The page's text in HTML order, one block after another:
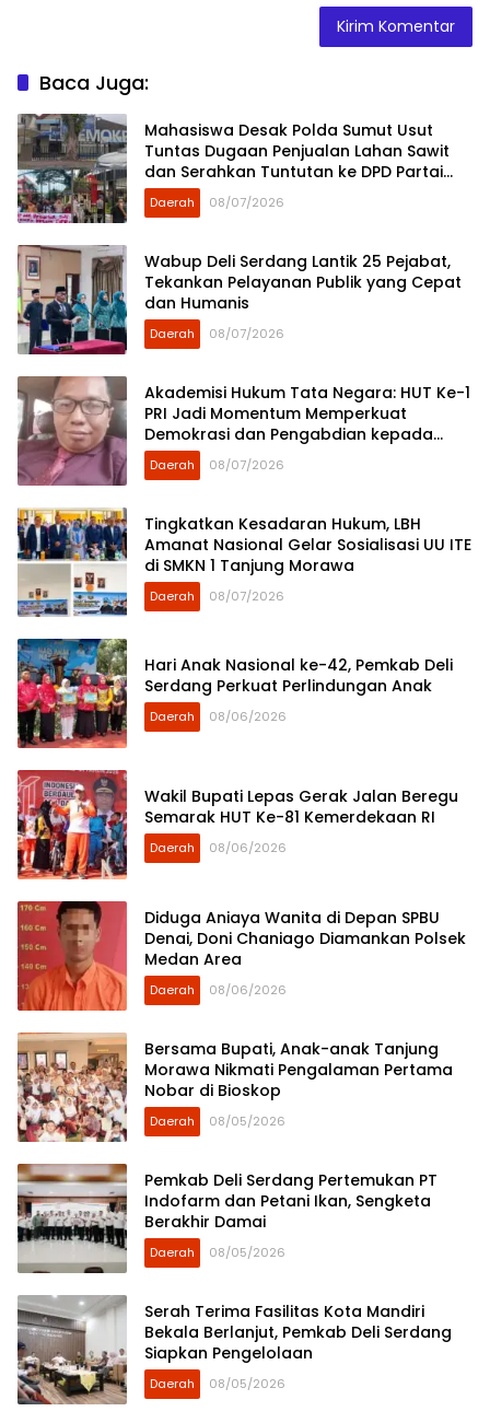
Baca Juga:
Mahasiswa Desak Polda Sumut Usut
Tuntas Dugaan Penjualan Lahan Sawit
dan Serahkan Tuntutan ke DPD Partai
Demokrat Sumut
Daerah 08/07/2026
Wabup Deli Serdang Lantik 25 Pejabat,
Tekankan Pelayanan Publik yang Cepat
dan Humanis
Daerah 08/07/2026
Akademisi Hukum Tata Negara: HUT Ke-1
PRI Jadi Momentum Memperkuat
Demokrasi dan Pengabdian kepada
Rakyat
Daerah 08/07/2026
Tingkatkan Kesadaran Hukum, LBH
Amanat Nasional Gelar Sosialisasi UU ITE
di SMKN 1 Tanjung Morawa
Daerah 08/07/2026
Hari Anak Nasional ke-42, Pemkab Deli
Serdang Perkuat Perlindungan Anak
Daerah 08/06/2026
Wakil Bupati Lepas Gerak Jalan Beregu
Semarak HUT Ke-81 Kemerdekaan RI
Daerah 08/06/2026
Diduga Aniaya Wanita di Depan SPBU
Denai, Doni Chaniago Diamankan Polsek
Medan Area
Daerah 08/06/2026
Bersama Bupati, Anak-anak Tanjung
Morawa Nikmati Pengalaman Pertama
Nobar di Bioskop
Daerah 08/05/2026
Pemkab Deli Serdang Pertemukan PT
Indofarm dan Petani Ikan, Sengketa
Berakhir Damai
Daerah 08/05/2026
Serah Terima Fasilitas Kota Mandiri
Bekala Berlanjut, Pemkab Deli Serdang
Siapkan Pengelolaan
Daerah 08/05/2026